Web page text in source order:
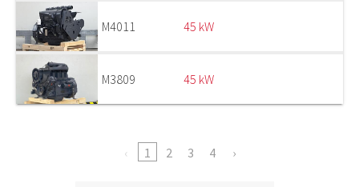
M4011 45 kW
M3809 45 kW
1 2 3 4